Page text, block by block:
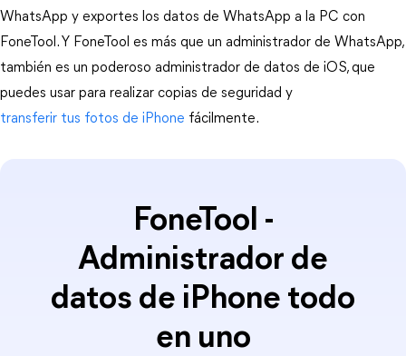
WhatsApp y exportes los datos de WhatsApp a la PC con
FoneTool. Y FoneTool es más que un administrador de WhatsApp,
también es un poderoso administrador de datos de iOS, que
puedes usar para realizar copias de seguridad y
transferir tus fotos de iPhone fácilmente.
FoneTool -
Administrador de
datos de iPhone todo
en uno